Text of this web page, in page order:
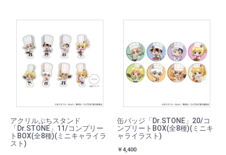
アクリルぷちスタンド
「Dr.STONE」11/コンプリー
トBOX(全8種)(ミニキャライラ
スト)
缶バッジ「Dr.STONE」20/コ
ンプリートBOX(全8種)(ミニキ
ャライラスト)
￥4,400